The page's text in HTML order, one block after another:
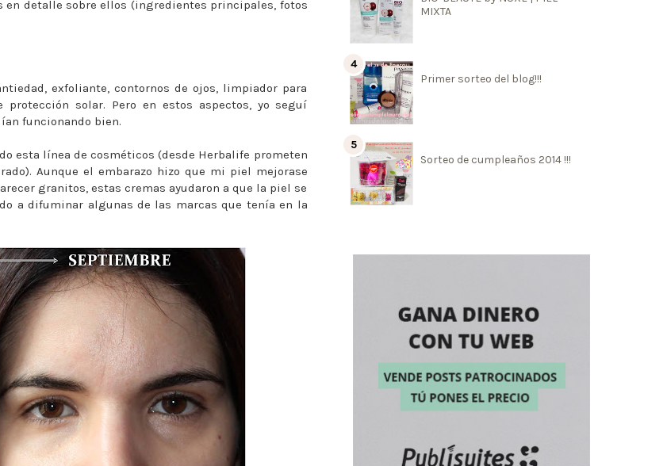
en detalle sobre ellos (ingredientes principales, fotos
exfoliante, contornos de ojos, limpiador para
solar. Pero en estos aspectos, yo seguí
funcionando bien.
esta línea de cosméticos (desde Herbalife prometen
Aunque el embarazo hizo que mi piel mejorase
granitos, estas cremas ayudaron a que la piel se
a difuminar algunas de las marcas que tenía en la
MIXTA
Primer sorteo del blog!!!
Sorteo de cumpleaños 2014 !!!